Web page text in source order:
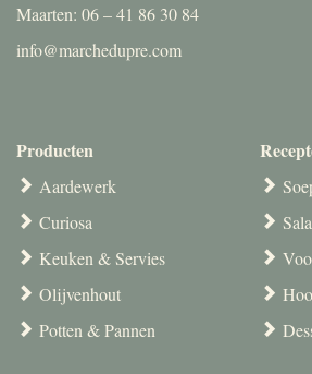
Maarten: 06 – 41 86 30 84
info@marchedupre.com
Producten
Aardewerk
Curiosa
Keuken & Servies
Olijvenhout
Potten & Pannen